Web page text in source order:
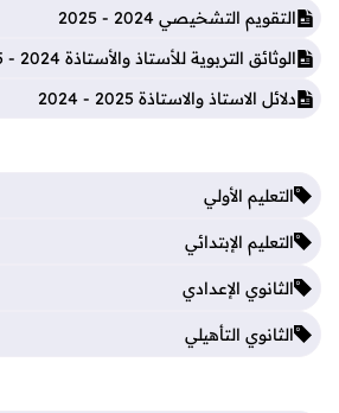
التقويم التشخيصي 2024 - 2025
الوثائق التربوية للأستاذ والأستاذة 2024 - 2025
دلائل الاستاذ والاستاذة 2025 - 2024
التعليم الأولي
التعليم الإبتدائي
الثانوي الإعدادي
الثانوي التأهيلي